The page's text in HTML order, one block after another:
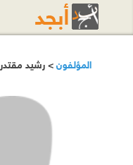
المؤلفون> رشيد مقتدر